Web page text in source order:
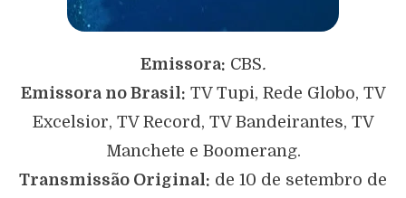
Emissora: CBS.
Emissora no Brasil: TV Tupi, Rede Globo, TV
Excelsior, TV Record, TV Bandeirantes, TV
Manchete e Boomerang.
Transmissão Original: de 10 de setembro de